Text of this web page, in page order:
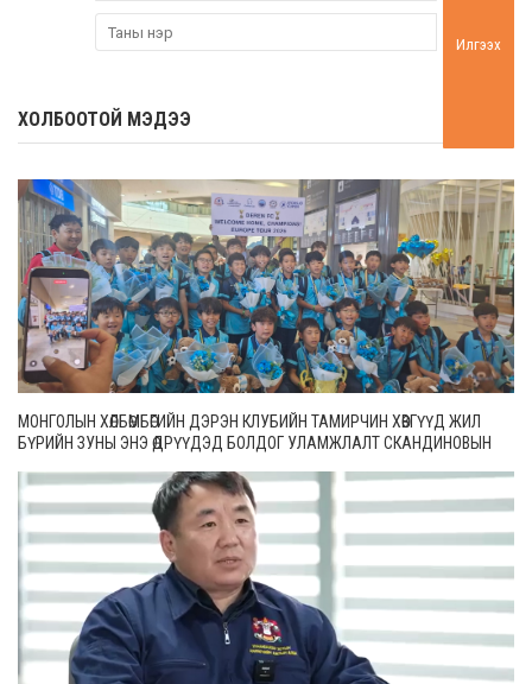
Илгээх
ХОЛБООТОЙ МЭДЭЭ
МОНГОЛЫН ХӨЛБӨМБӨГИЙН ДЭРЭН КЛУБИЙН ТАМИРЧИН ХӨВГҮҮД ЖИЛ
БҮРИЙН ЗУНЫ ЭНЭ ӨДРҮҮДЭД БОЛДОГ УЛАМЖЛАЛТ СКАНДИНОВЫН